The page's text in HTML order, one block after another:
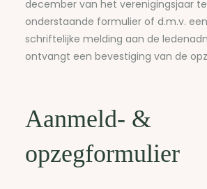
december van het verenigingsjaar
onderstaande formulier of d.m.v.
schriftelijke melding aan de
ontvangt een bevestiging van de
Aanmeld- &
opzegformulier